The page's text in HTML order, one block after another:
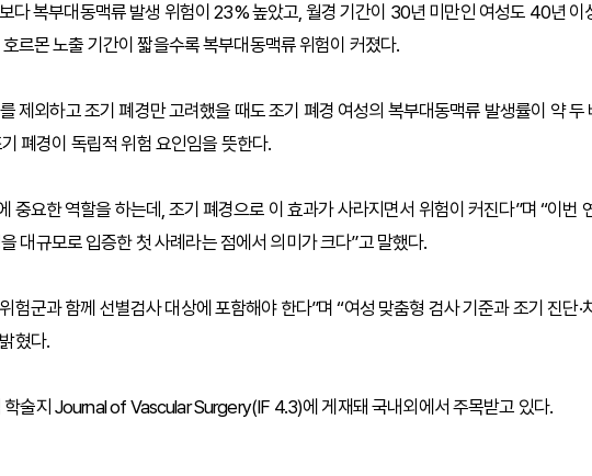
다 복부대동맥류 발생 위험이 23% 높았고, 월경 기간이 30년 미만인 여성도 40년 이
르몬 노출 기간이 짧을수록 복부대동맥류 위험이 커졌다.
제외하고 조기 폐경만 고려했을 때도 조기 폐경 여성의 복부대동맥류 발생률이 약 두
폐경이 독립적 위험 요인임을 뜻한다.
중요한 역할을 하는데, 조기 폐경으로 이 효과가 사라지면서 위험이 커진다”며 “이번
대규모로 입증한 첫 사례라는 점에서 의미가 크다”고 말했다.
험군과 함께 선별검사 대상에 포함해야 한다”며 “여성 맞춤형 검사 기준과 조기 진단·
혔다.
술지 Journal of Vascular Surgery(IF 4.3)에 게재돼 국내외에서 주목받고 있다.